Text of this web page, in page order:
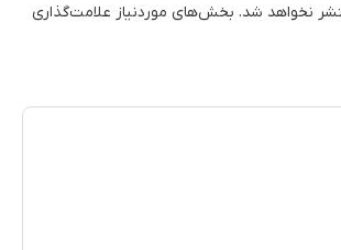
نخواهد شد. بخش‌های موردنیاز علامت‌گذاری